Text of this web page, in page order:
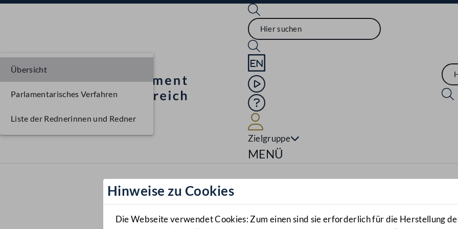
Sprache English
Mediathek
Hilfe
Zielgruppe
Navigationsmenü öffnen
MENÜ
Hinweise zu Cookies
Die Webseite verwendet Cookies: Zum einen sind sie erforderlich für die Herstellung
Übersicht
Parlamentarisches Verfahren
Liste der Rednerinnen und Redner